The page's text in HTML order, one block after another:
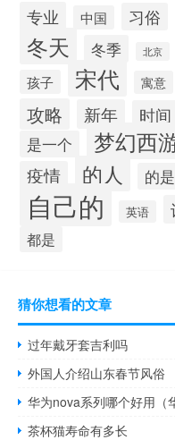
专业 中国 习俗
冬天 冬季 北京
孩子 宋代 寓意
攻略 新年 时间
是一个 梦幻西
疫情 的人 的是
自己的 英语
都是
猜你想看的文章
过年戴牙套吉利吗
外国人介绍山东春节风俗
华为nova系列哪个好用（
茶杯猫寿命有多长